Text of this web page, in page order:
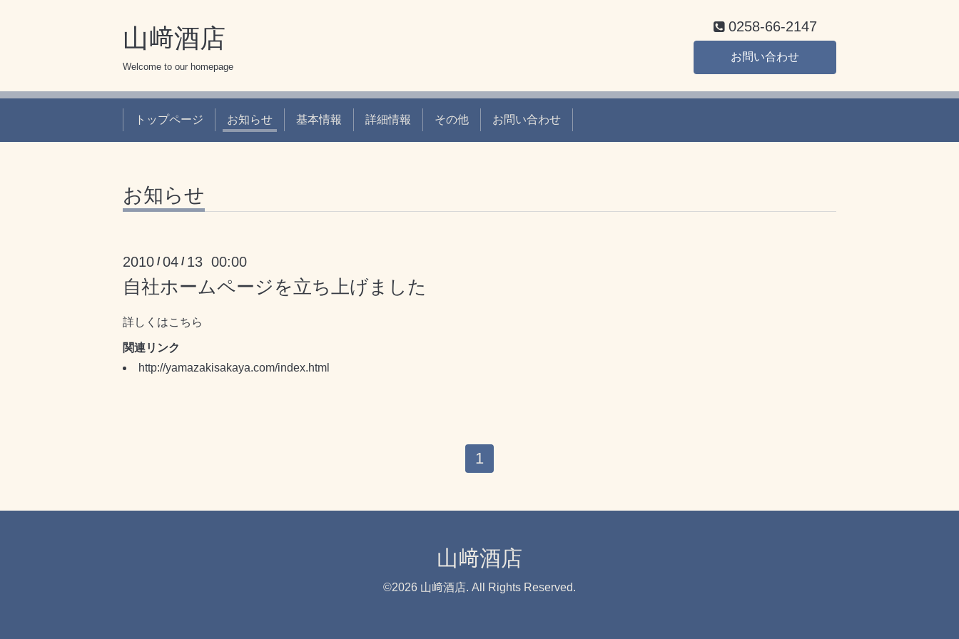
山﨑酒店
Welcome to our homepage
0258-66-2147
お問い合わせ
トップページ お知らせ 基本情報 詳細情報 その他 お問い合わせ
お知らせ
2010 /04 / 13 00:00
自社ホームページを立ち上げました
詳しくはこちら
関連リンク
http://yamazakisakaya.com/index.html
1
山﨑酒店
©2026 山﨑酒店. All Rights Reserved.